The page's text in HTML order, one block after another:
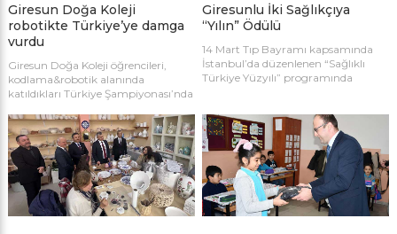
Giresun Doğa Koleji
robotikte Türkiye’ye damga
vurdu
Giresun Doğa Koleji öğrencileri,
kodlama&robotik alanında
katıldıkları Türkiye Şampiyonası’nda
Voltron Robotic takımı, farklı
kategorilerde kazandığı başarılarla
Giresun’un gururu oldu.
Giresunlu İki Sağlıkçıya
“Yılın” Ödülü
14 Mart Tıp Bayramı kapsamında
İstanbul’da düzenlenen “Sağlıklı
Türkiye Yüzyılı” programında
Anaç “Yılın Hekimi”, Diyetisyen
Firdevs Karabayır ise “Yılın Sağlık
Çalışanı” seçildi.